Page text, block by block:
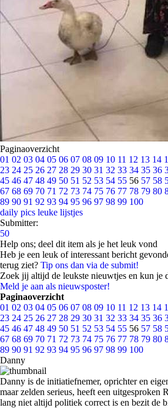
Paginaoverzicht
01 02 03 04 05 06 07 08 09 10 11 12 13 14
23 24 25 26 27 28 29 30 31 32 33 34 35 36
45 46 47 48 49 50 51 52 53 54 55 56 57 58
67 68 69 70 71 72 73 74 75 76 77 78 79 80
89 90 91 92 93 94 95 96 97 98 99 100
daily pics leuke lijstjes
Submitter:
50
Help ons; deel dit item als je het leuk vond
Heb je een leuk of interessant bericht
terug ziet? Tip ons dan via de submit!
Zoek jij altijd de leukste nieuwtjes en kun je
Meld je aan als nieuwsposter!
Paginaoverzicht
01 02 03 04 05 06 07 08 09 10 11 12 13 14
23 24 25 26 27 28 29 30 31 32 33 34 35 36
45 46 47 48 49 50 51 52 53 54 55 56 57 58
67 68 69 70 71 72 73 74 75 76 77 78 79 80
89 90 91 92 93 94 95 96 97 98 99 100
Danny
Danny is de initiatiefnemer, oprichter en
maar zelden serieus, heeft een uitgesproken
lang niet altijd politiek correct is en bezit de